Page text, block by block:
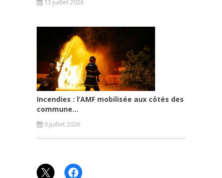
13 juillet 2026
Incendies : l’AMF mobilisée aux côtés des
commune...
9 juillet 2026
X Facebook